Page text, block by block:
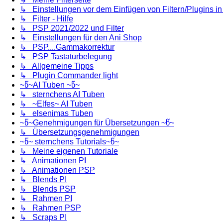
↳ Einstellungen vor dem Einfügen von Filtern/Plugins in
↳ Filter - Hilfe
↳ PSP 2021/2022 und Filter
↳ Einstellungen für den Ani Shop
↳ PSP....Gammakorrektur
↳ PSP Tastaturbelegung
↳ Allgemeine Tipps
↳ Plugin Commander light
~წ~AI Tuben ~წ~
↳ sternchens AI Tuben
↳ ~Elfes~ AI Tuben
↳ elsenimas Tuben
~წ~Genehmigungen für Übersetzungen ~წ~
↳ Übersetzungsgenehmigungen
~წ~ sternchens Tutorials~წ~
↳ Meine eigenen Tutoriale
↳ Animationen PI
↳ Animationen PSP
↳ Blends PI
↳ Blends PSP
↳ Rahmen PI
↳ Rahmen PSP
↳ Scraps PI